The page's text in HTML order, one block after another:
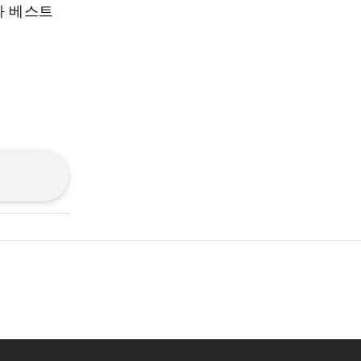
베스트